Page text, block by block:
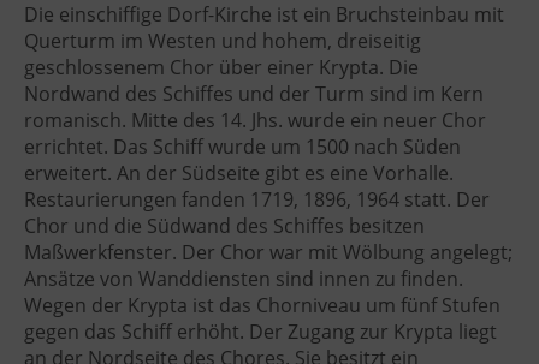
Die einschiffige Dorf-Kirche ist ein Bruchsteinbau mit
Querturm im Westen und hohem, dreiseitig
geschlossenem Chor über einer Krypta. Die
Nordwand des Schiffes und der Turm sind im Kern
romanisch. Mitte des 14. Jhs. wurde ein neuer Chor
errichtet. Das Schiff wurde um 1500 nach Süden
erweitert. An der Südseite gibt es eine Vorhalle.
Restaurierungen fanden 1719, 1896, 1964 statt. Der
Chor und die Südwand des Schiffes besitzen
Maßwerkfenster. Der Chor war mit Wölbung angelegt;
Ansätze von Wanddiensten sind innen zu finden.
Wegen der Krypta ist das Chorniveau um fünf Stufen
gegen das Schiff erhöht. Der Zugang zur Krypta liegt
an der Nordseite des Chores. Sie besitzt ein